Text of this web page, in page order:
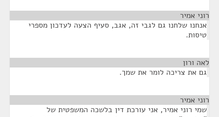
רוני אמיר
אנחנו שלחנו גם לגבי זה, אגב, סעיף הצעה לעדכון מספרי
טיסות.
לאה ורון
גם את צריכה לומר את שמך.
רוני אמיר
שמי רוני אמיר, אני עורכת דין בלשכה המשפטית של